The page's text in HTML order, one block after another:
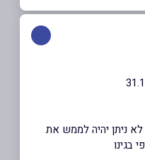
ניתן יהיה לממש את
בגינו